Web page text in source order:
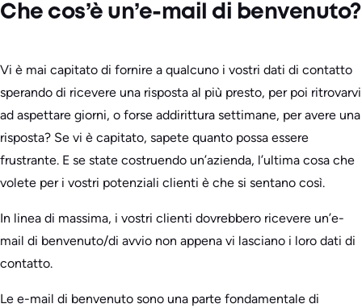
Che cos’è un’e-mail di benvenuto?
Vi è mai capitato di fornire a qualcuno i vostri dati di contatto
sperando di ricevere una risposta al più presto, per poi ritrovarvi
ad aspettare giorni, o forse addirittura settimane, per avere una
risposta? Se vi è capitato, sapete quanto possa essere
frustrante. E se state costruendo un’azienda, l’ultima cosa che
volete per i vostri potenziali clienti è che si sentano così.
In linea di massima, i vostri clienti dovrebbero ricevere un’e-
mail di benvenuto/di avvio non appena vi lasciano i loro dati di
contatto.
Le e-mail di benvenuto sono una parte fondamentale di